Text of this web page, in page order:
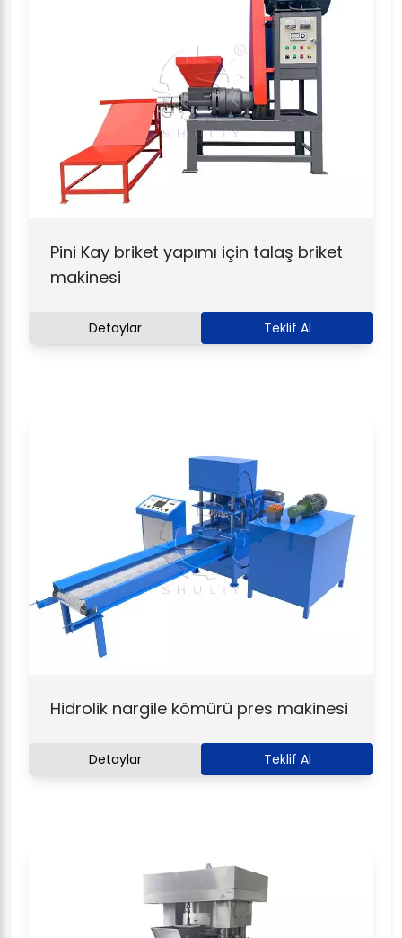
Pini Kay briket yapımı için talaş briket
makinesi
Detaylar Teklif Al
Hidrolik nargile kömürü pres makinesi
Detaylar Teklif Al